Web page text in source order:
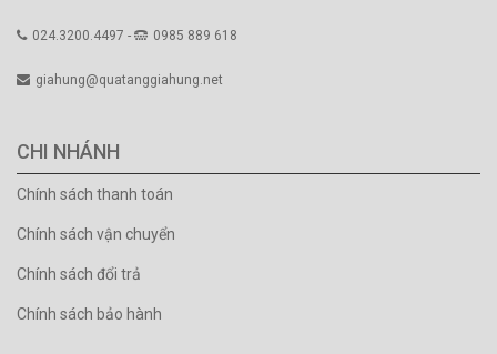
024.3200.4497 - 0985 889 618
giahung@quatanggiahung.net
CHI NHÁNH
Chính sách thanh toán
Chính sách vận chuyển
Chính sách đổi trả
Chính sách bảo hành